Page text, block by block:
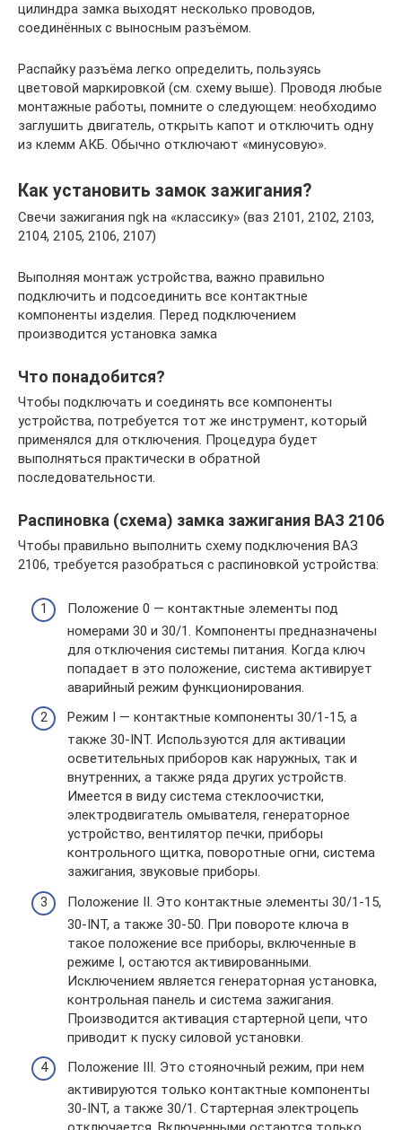
цилиндра замка выходят несколько проводов,
соединённых с выносным разъёмом.
Распайку разъёма легко определить, пользуясь
цветовой маркировкой (см. схему выше). Проводя любые
монтажные работы, помните о следующем: необходимо
заглушить двигатель, открыть капот и отключить одну
из клемм АКБ. Обычно отключают «минусовую».
Как установить замок зажигания?
Свечи зажигания ngk на «классику» (ваз 2101, 2102, 2103,
2104, 2105, 2106, 2107)
Выполняя монтаж устройства, важно правильно
подключить и подсоединить все контактные
компоненты изделия. Перед подключением
производится установка замка
Что понадобится?
Чтобы подключать и соединять все компоненты
устройства, потребуется тот же инструмент, который
применялся для отключения. Процедура будет
выполняться практически в обратной
последовательности.
Распиновка (схема) замка зажигания ВАЗ 2106
Чтобы правильно выполнить схему подключения ВАЗ
2106, требуется разобраться с распиновкой устройства:
Положение 0 — контактные элементы под
номерами 30 и 30/1. Компоненты предназначены
для отключения системы питания. Когда ключ
попадает в это положение, система активирует
аварийный режим функционирования.
Режим I — контактные компоненты 30/1-15, а
также 30-INT. Используются для активации
осветительных приборов как наружных, так и
внутренних, а также ряда других устройств.
Имеется в виду система стеклоочистки,
электродвигатель омывателя, генераторное
устройство, вентилятор печки, приборы
контрольного щитка, поворотные огни, система
зажигания, звуковые приборы.
Положение II. Это контактные элементы 30/1-15,
30-INT, а также 30-50. При повороте ключа в
такое положение все приборы, включенные в
режиме I, остаются активированными.
Исключением является генераторная установка,
контрольная панель и система зажигания.
Производится активация стартерной цепи, что
приводит к пуску силовой установки.
Положение III. Это стояночный режим, при нем
активируются только контактные компоненты
30-INT, а также 30/1. Стартерная электроцепь